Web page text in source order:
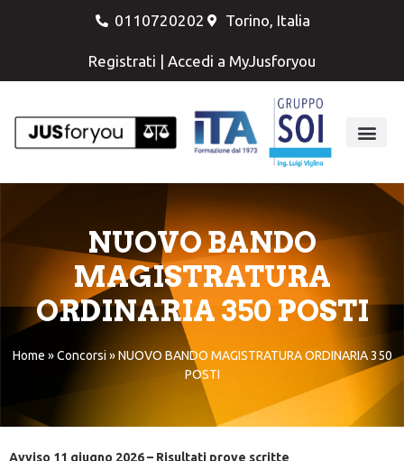
0110720202 Torino, Italia
Registrati | Accedi a MyJusforyou
NUOVO BANDO
MAGISTRATURA
ORDINARIA 350 POSTI
Home »Concorsi»NUOVO BANDO MAGISTRATURA ORDINARIA 350
POSTI
Avviso 11 giugno 2026 – Risultati prove scritte